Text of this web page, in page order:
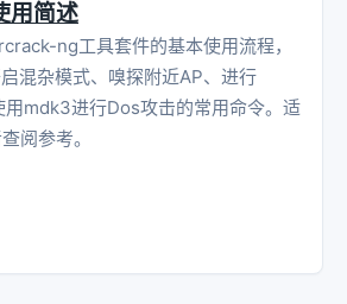
简述
ng工具套件的基本使用流程，
混杂模式、嗅探附近AP、进行
mdk3进行Dos攻击的常用命令。适
阅参考。